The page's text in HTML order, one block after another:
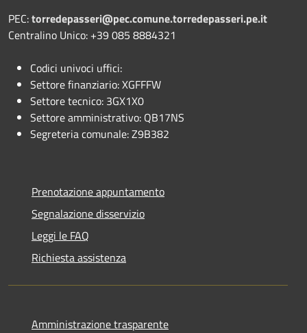
PEC:torredepasseri@pec.comune.torredepasseri.pe.it
Centralino Unico: +39 085 8884321
Codici univoci uffici:
Settore finanziario: XGFFFW
Settore tecnico: 3GX1X0
Settore amministrativo: QB17NS
Segreteria comunale: Z9B382
Prenotazione appuntamento
Segnalazione disservizio
Leggi le FAQ
Richiesta assistenza
Amministrazione trasparente